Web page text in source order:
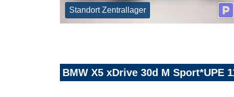
Standort Zentrallager
BMW X5 xDrive 30d M Sport*UPE